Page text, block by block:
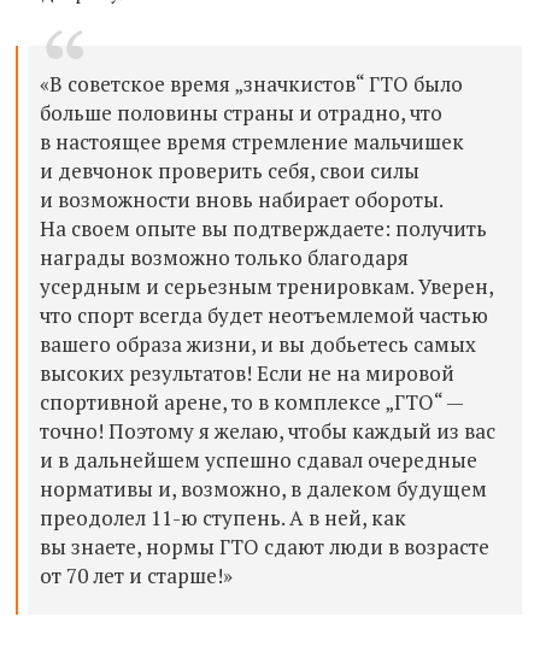
«В советское время „значкистов“ ГТО было
больше половины страны и отрадно, что
в настоящее время стремление мальчишек
и девчонок проверить себя, свои силы
и возможности вновь набирает обороты.
На своем опыте вы подтверждаете: получить
награды возможно только благодаря
усердным и серьезным тренировкам. Уверен,
что спорт всегда будет неотъемлемой частью
вашего образа жизни, и вы добьетесь самых
высоких результатов! Если не на мировой
спортивной арене, то в комплексе „ГТО“ —
точно! Поэтому я желаю, чтобы каждый из вас
и в дальнейшем успешно сдавал очередные
нормативы и, возможно, в далеком будущем
преодолел 11-ю ступень. А в ней, как
вы знаете, нормы ГТО сдают люди в возрасте
от 70 лет и старше!»